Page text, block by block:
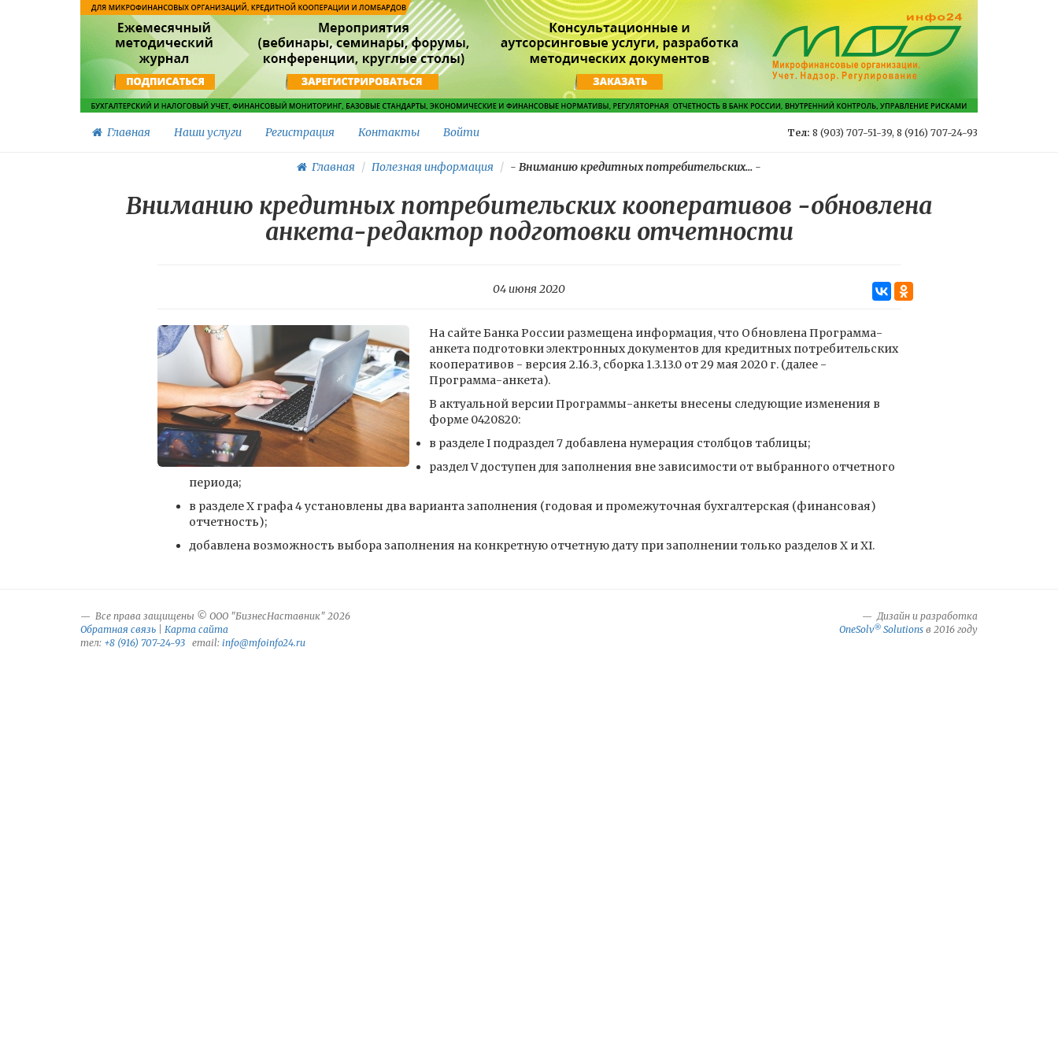
Главная Наши услуги Регистрация Контакты Войти Тел: 8 (903) 707-51-39, 8 (916) 707-24-93
Главная Полезная информация - Вниманию кредитных потребительских... -
Вниманию кредитных потребительских кооперативов -обновлена
анкета-редактор подготовки отчетности
04 июня 2020
На сайте Банка России размещена информация, что Обновлена Программа-
анкета подготовки электронных документов для кредитных потребительских
кооперативов - версия 2.16.3, сборка 1.3.13.0 от 29 мая 2020 г. (далее -
Программа-анкета).
В актуальной версии Программы-анкеты внесены следующие изменения в
форме 0420820:
в разделе I подраздел 7 добавлена нумерация столбцов таблицы;
раздел V доступен для заполнения вне зависимости от выбранного отчетного
периода;
в разделе X графа 4 установлены два варианта заполнения (годовая и промежуточная бухгалтерская (финансовая)
отчетность);
добавлена возможность выбора заполнения на конкретную отчетную дату при заполнении только разделов X и XI.
Все права защищены © ООО "БизнесНаставник" 2026
Обратная связь
Карта сайта
тел: +8 (916) 707-24-93 email: info@mfoinfo24.ru
Дизайн и разработка
OneSolv® Solutions в 2016 году